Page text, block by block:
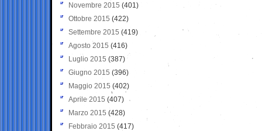
Novembre 2015 (401)
Ottobre 2015 (422)
Settembre 2015 (419)
Agosto 2015 (416)
Luglio 2015 (387)
Giugno 2015 (396)
Maggio 2015 (402)
Aprile 2015 (407)
Marzo 2015 (428)
Febbraio 2015 (417)